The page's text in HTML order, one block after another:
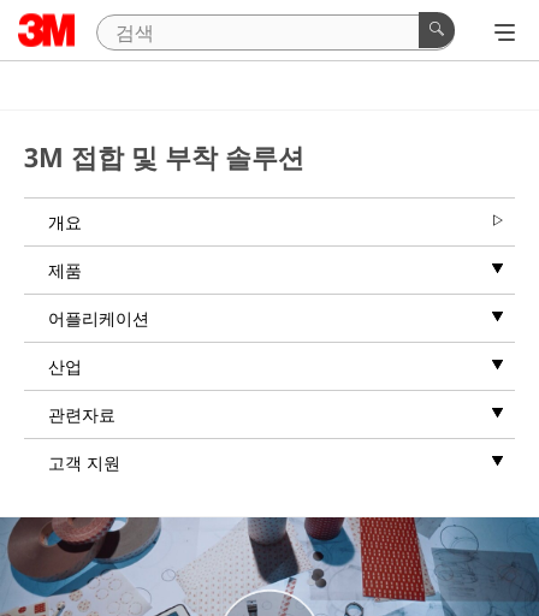
3M 접합 및 부착 솔루션
개요
제품
어플리케이션
산업
관련자료
고객 지원